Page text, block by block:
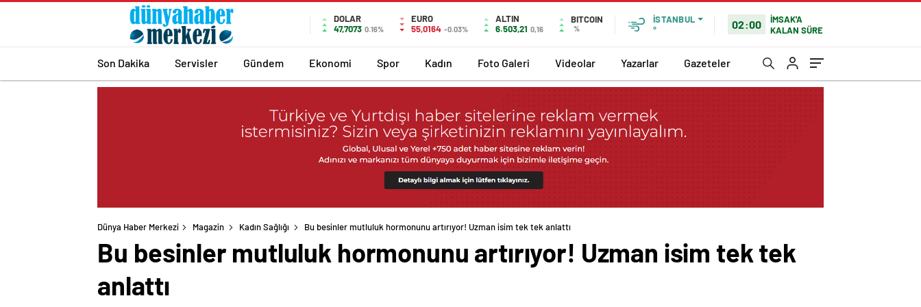
DOLAR
47,7073 0.16%
EURO
55,0164 -0.03%
ALTIN
6.503,21 0,16
BITCOIN
%
İSTANBUL
°
02:00
İMSAK'A
KALAN SÜRE
Son Dakika Servisler Gündem Ekonomi Spor Kadın Foto Galeri Videolar Yazarlar Gazeteler
Dünya Haber Merkezi Magazin Kadın Sağlığı Bu besinler mutluluk hormonunu artırıyor! Uzman isim tek tek anlattı
Bu besinler mutluluk hormonunu artırıyor! Uzman isim tek tek
anlattı